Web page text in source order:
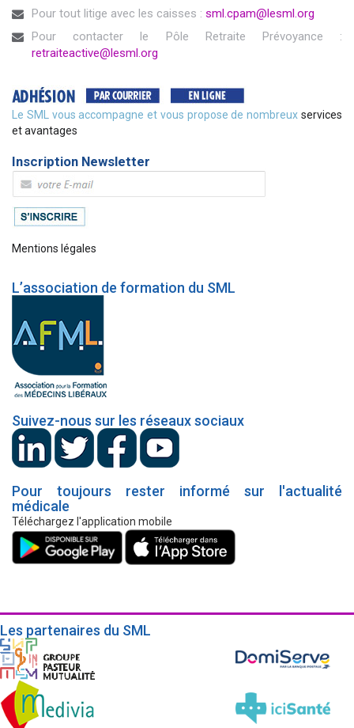
Pour tout litige avec les caisses : sml.cpam@lesml.org
Pour contacter le Pôle Retraite Prévoyance :
retraiteactive@lesml.org
Le SML vous accompagne et vous propose de nombreux services
et avantages
Inscription Newsletter
Mentions légales
L’association de formation du SML
Suivez-nous sur les réseaux sociaux
Pour toujours rester informé sur l'actualité
médicale
Téléchargez l'application mobile
Les partenaires du SML